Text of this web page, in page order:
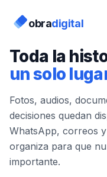
obradigital
Toda la
un solo
Fotos, audios,
decisiones quedan
WhatsApp, correos
organiza para que
importante.